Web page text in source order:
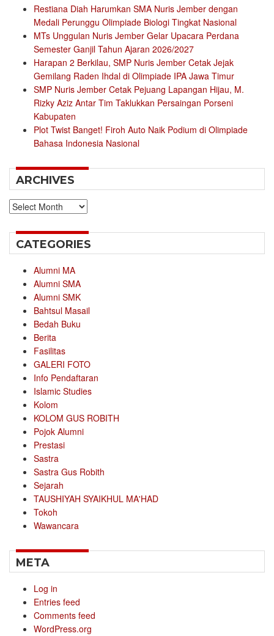
Restiana Diah Harumkan SMA Nuris Jember dengan
Medali Perunggu Olimpiade Biologi Tingkat Nasional
MTs Unggulan Nuris Jember Gelar Upacara Perdana
Semester Ganjil Tahun Ajaran 2026/2027
Harapan 2 Berkilau, SMP Nuris Jember Cetak Jejak
Gemilang Raden Ihdal di Olimpiade IPA Jawa Timur
SMP Nuris Jember Cetak Pejuang Lapangan Hijau, M.
Rizky Aziz Antar Tim Taklukkan Persaingan Porseni
Kabupaten
Plot Twist Banget! Firoh Auto Naik Podium di Olimpiade
Bahasa Indonesia Nasional
ARCHIVES
Archives
CATEGORIES
Alumni MA
Alumni SMA
Alumni SMK
Bahtsul Masail
Bedah Buku
Berita
Fasilitas
GALERI FOTO
Info Pendaftaran
Islamic Studies
Kolom
KOLOM GUS ROBITH
Pojok Alumni
Prestasi
Sastra
Sastra Gus Robith
Sejarah
TAUSHIYAH SYAIKHUL MA'HAD
Tokoh
Wawancara
META
Log in
Entries feed
Comments feed
WordPress.org